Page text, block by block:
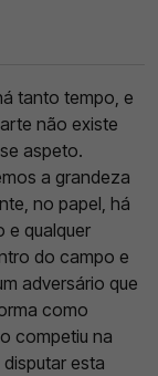
tanto tempo, e
não existe
aspeto.
a grandeza
no papel, há
e qualquer
do campo e
adversário que
como
competiu na
esta